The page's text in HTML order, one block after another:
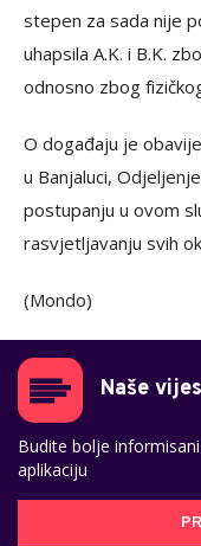
stepen za sada nije
uhapsila A.K. i B.K.
odnosno zbog
O događaju je
u Banjaluci,
postupanju u ovom
rasvjetljavanju svih
(Mondo)
Naše
Budite bolje
aplikaciju